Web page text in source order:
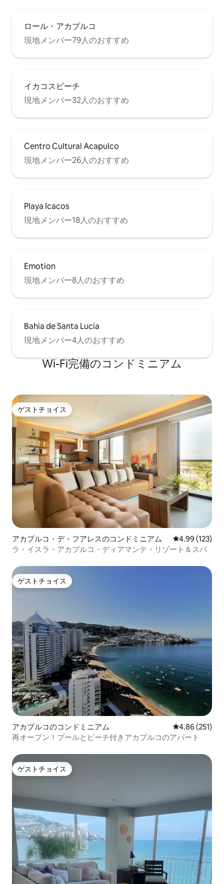
ロール・アカプルコ
現地メンバー79人のおすすめ
イカコスビーチ
現地メンバー32人のおすすめ
Centro Cultural Acapulco
現地メンバー26人のおすすめ
Playa Icacos
現地メンバー18人のおすすめ
Emotion
現地メンバー8人のおすすめ
Bahia de Santa Lucía
現地メンバー4人のおすすめ
Wi-Fi完備のコンドミニアム
ゲストチョイス
ゲストチョイス
アカプルコ・デ・フアレスのコンドミニアム レビュー123
4.99 (123)
ラ・イスラ・アカプルコ・ディアマンテ・リゾート＆スパ
ゲストチョイス
ゲストチョイス
アカプルコのコンドミニアム レビュー251
4.86 (251)
再オープン！プールとビーチ付きアカプルコのアパート
ゲストチョイス
ゲストチョイス